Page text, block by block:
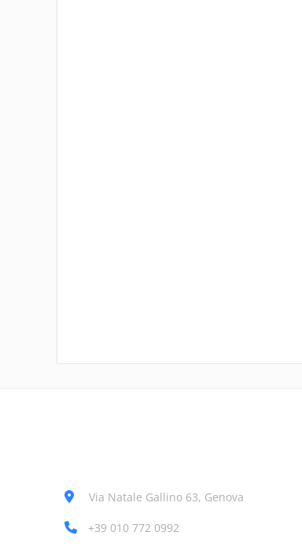
Via Natale Gallino 63, Genova
+39 010 772 0992